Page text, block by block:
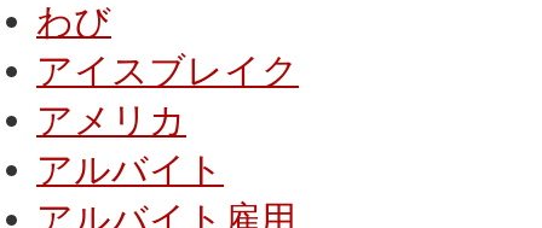
わび
アイスブレイク
アメリカ
アルバイト
アルバイト雇用